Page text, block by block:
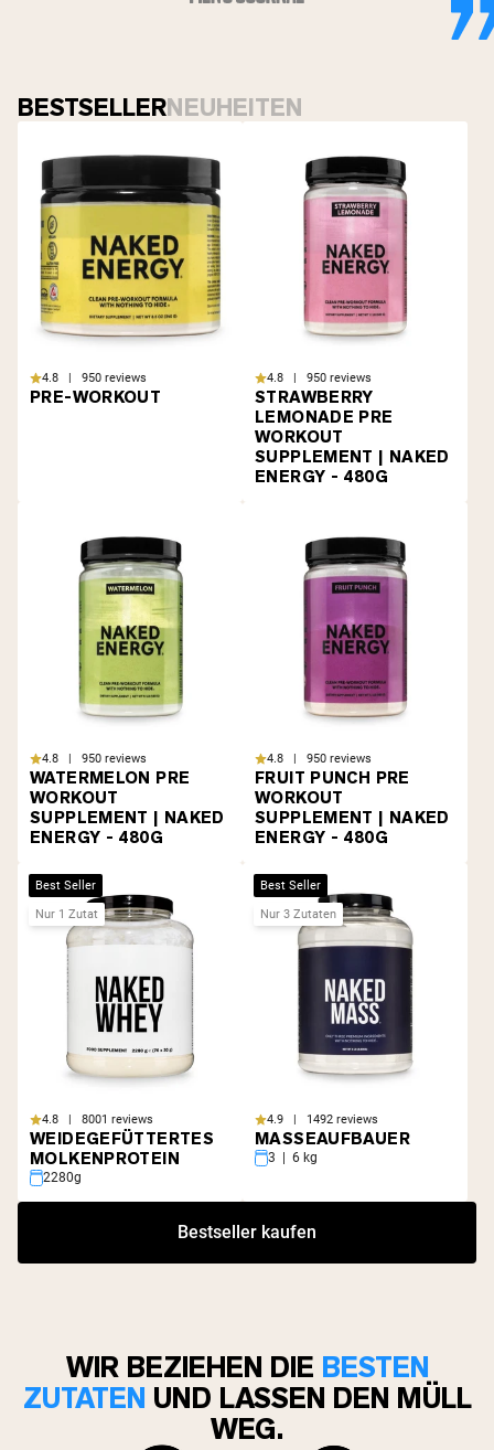
BESTSELLERNEUHEITEN
4.8 | 950 reviews
PRE-WORKOUT
4.8 | 950 reviews
STRAWBERRY
LEMONADE PRE
WORKOUT
SUPPLEMENT | NAKED
ENERGY - 480G
4.8 | 950 reviews
WATERMELON PRE
WORKOUT
SUPPLEMENT | NAKED
ENERGY - 480G
4.8 | 950 reviews
FRUIT PUNCH PRE
WORKOUT
SUPPLEMENT | NAKED
ENERGY - 480G
Best Seller
Nur 1 Zutat
4.8 | 8001 reviews
WEIDEGEFÜTTERTES
MOLKENPROTEIN
2280g
Best Seller
Nur 3 Zutaten
4.9 | 1492 reviews
MASSEAUFBAUER
3 | 6 kg
Bestseller kaufen
WIR BEZIEHEN DIE BESTEN
ZUTATEN UND LASSEN DEN MÜLL
WEG.